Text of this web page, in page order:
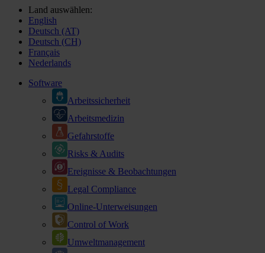
Land auswählen:
English
Deutsch (AT)
Deutsch (CH)
Français
Nederlands
Software
Arbeitssicherheit
Arbeitsmedizin
Gefahrstoffe
Risks & Audits
Ereignisse & Beobachtungen
Legal Compliance
Online-Unterweisungen
Control of Work
Umweltmanagement